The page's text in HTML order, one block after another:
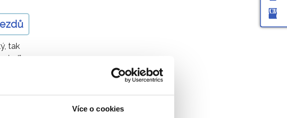
Více o cookies
tak